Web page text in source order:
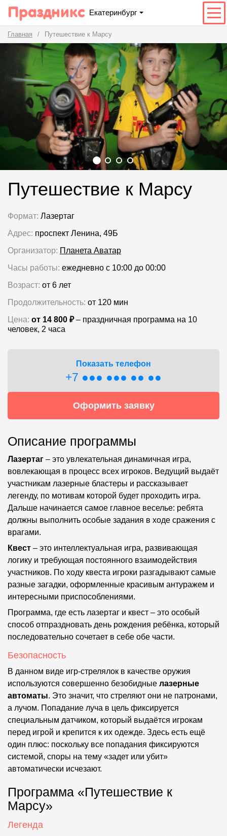
Праздникс Екатеринбург
Главная Путешествие к Марсу
Путешествие к Марсу
Формат: Лазертаг
Адрес: проспект Ленина, 49Б
Организатор: Планета Аватар
Часы работы: ежедневно с 10:00 до 00:00
Возраст: от 6 лет
Продолжительность: от 120 мин
Цена: от 14 800 ₽– праздничная программа на 10
человек, 2 часа
Показать телефон
+7 ●●● ●●● ●● ●●
Оформить заявку
Описание программы
Лазертаг – это увлекательная динамичная игра,
вовлекающая в процесс всех игроков. Ведущий выдаёт
участникам лазерные бластеры и рассказывает
легенду, по мотивам которой будет проходить игра.
Дальше начинается самое главное веселье: ребята
должны выполнить особые задания в ходе сражения с
врагами.
Квест – это интеллектуальная игра, развивающая
логику и требующая постоянного взаимодействия
участников. По ходу квеста игроки разгадывают самые
разные загадки, оформленные красивым антуражем и
интересными приспособлениями.
Программа, где есть лазертаг и квест – это особый
способ отпраздновать день рождения ребёнка, который
последовательно сочетает в себе обе части.
Безопасность
В данном виде игр-стрелялок в качестве оружия
используются совершенно безобидные лазерные
автоматы. Это значит, что стреляют они не патронами,
а лучом. Попадание луча в цель фиксируется
специальным датчиком, который выдаётся игрокам
перед игрой и крепится к их одежде. Здесь есть ещё
один плюс: поскольку все попадания фиксируются
системой, споры на тему «задет или убит»
автоматически исчезают.
Программа «Путешествие к
Марсу»
Легенда